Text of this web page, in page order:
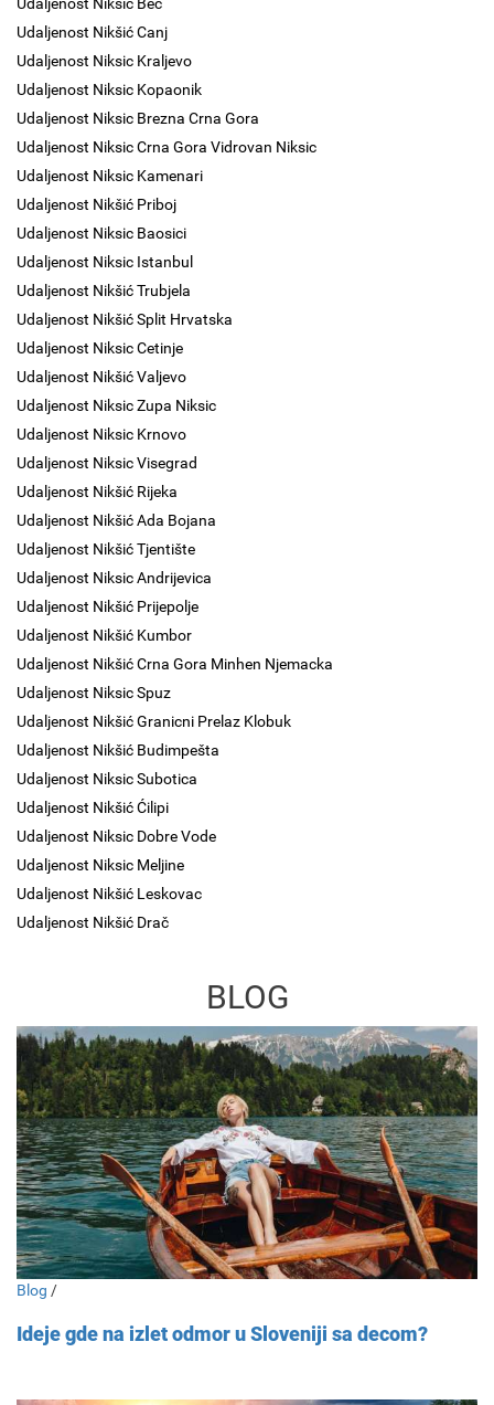
Udaljenost Nikšić Canj
Udaljenost Niksic Kraljevo
Udaljenost Niksic Kopaonik
Udaljenost Niksic Brezna Crna Gora
Udaljenost Niksic Crna Gora Vidrovan Niksic
Udaljenost Niksic Kamenari
Udaljenost Nikšić Priboj
Udaljenost Niksic Baosici
Udaljenost Niksic Istanbul
Udaljenost Nikšić Trubjela
Udaljenost Nikšić Split Hrvatska
Udaljenost Niksic Cetinje
Udaljenost Nikšić Valjevo
Udaljenost Niksic Zupa Niksic
Udaljenost Niksic Krnovo
Udaljenost Niksic Visegrad
Udaljenost Nikšić Rijeka
Udaljenost Nikšić Ada Bojana
Udaljenost Nikšić Tjentište
Udaljenost Niksic Andrijevica
Udaljenost Nikšić Prijepolje
Udaljenost Nikšić Kumbor
Udaljenost Nikšić Crna Gora Minhen Njemacka
Udaljenost Niksic Spuz
Udaljenost Nikšić Granicni Prelaz Klobuk
Udaljenost Nikšić Budimpešta
Udaljenost Niksic Subotica
Udaljenost Nikšić Ćilipi
Udaljenost Niksic Dobre Vode
Udaljenost Niksic Meljine
Udaljenost Nikšić Leskovac
Udaljenost Nikšić Drač
BLOG
Blog /
Ideje gde na izlet odmor u Sloveniji sa decom?